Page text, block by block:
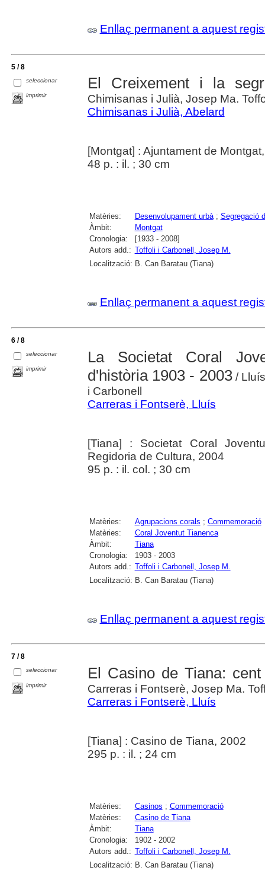
Enllaç permanent a aquest
5 / 8
seleccionar
imprimir
El Creixement i la
Chimisanas i Julià, Josep Ma.
Chimisanas i Julià, Abelard
[Montgat] : Ajuntament de
48 p. : il. ; 30 cm
Matèries: Desenvolupament urbà; Segregació
Àmbit:
Montgat
Cronologia:
[1933 - 2008]
Autors add.: Toffoli i Carbonell, Josep M.
Localització: B. Can Baratau (Tiana)
Enllaç permanent a aquest
6 / 8
seleccionar
imprimir
La Societat Coral
d'història 1903 - 2003/
i Carbonell
Carreras i Fontserè, Lluís
[Tiana] : Societat Coral
Regidoria de Cultura, 2004
95 p. : il. col. ; 30 cm
Matèries: Agrupacions corals ; Commemoració
Matèries:
Coral Joventut Tianenca
Àmbit:
Tiana
Cronologia:
1903 - 2003
Autors add.: Toffoli i Carbonell, Josep M.
Localització: B. Can Baratau (Tiana)
Enllaç permanent a aquest
7 / 8
seleccionar
imprimir
El Casino de Tiana:
Carreras i Fontserè, Josep Ma.
Carreras i Fontserè, Lluís
[Tiana] : Casino de Tiana, 2002
295 p. : il. ; 24 cm
Matèries: Casinos ; Commemoració
Matèries:
Casino de Tiana
Àmbit:
Tiana
Cronologia:
1902 - 2002
Autors add.: Toffoli i Carbonell, Josep M.
Localització: B. Can Baratau (Tiana)